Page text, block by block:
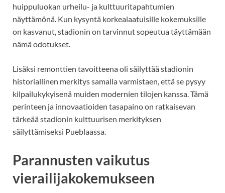
huippuluokan urheilu- ja kulttuuritapahtumien
näyttämönä. Kun kysyntä korkealaatuisille kokemuksille
on kasvanut, stadionin on tarvinnut sopeutua täyttämään
nämä odotukset.
Lisäksi remonttien tavoitteena oli säilyttää stadionin
historiallinen merkitys samalla varmistaen, että se pysyy
kilpailukykyisenä muiden modernien tilojen kanssa. Tämä
perinteen ja innovaatioiden tasapaino on ratkaisevan
tärkeää stadionin kulttuurisen merkityksen
säilyttämiseksi Pueblaassa.
Parannusten vaikutus
vierailijakokemukseen